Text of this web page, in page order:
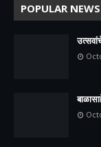
POPULAR NEWS